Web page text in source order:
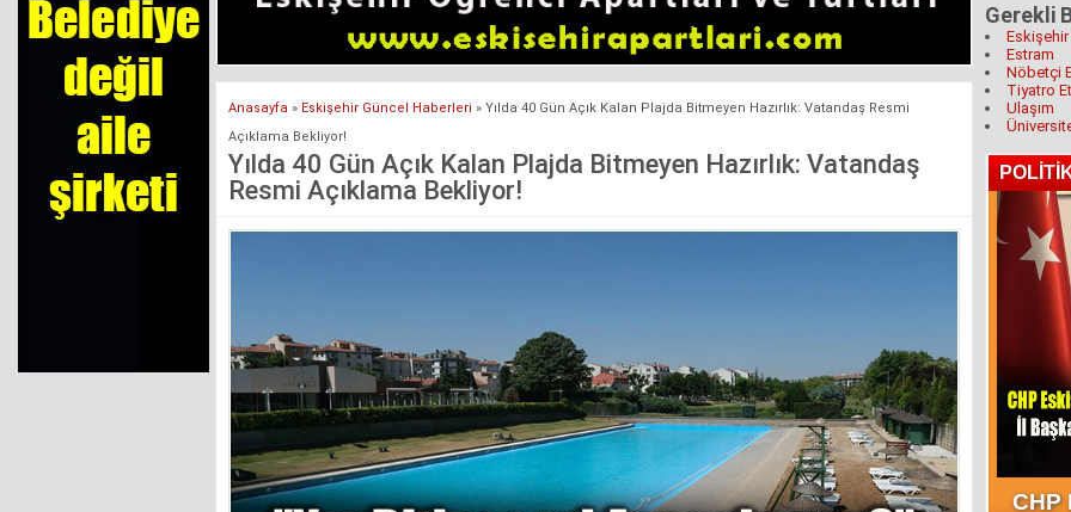
Anasayfa » Eskişehir Güncel Haberleri » Yılda 40 Gün Açık Kalan Plajda Bitmeyen Hazırlık: Vatandaş Resmi
Açıklama Bekliyor!
Yılda 40 Gün Açık Kalan Plajda Bitmeyen Hazırlık: Vatandaş
Resmi Açıklama Bekliyor!
Gerekli
Estram
Nöbetçi
Tiyatro
Ulaşım